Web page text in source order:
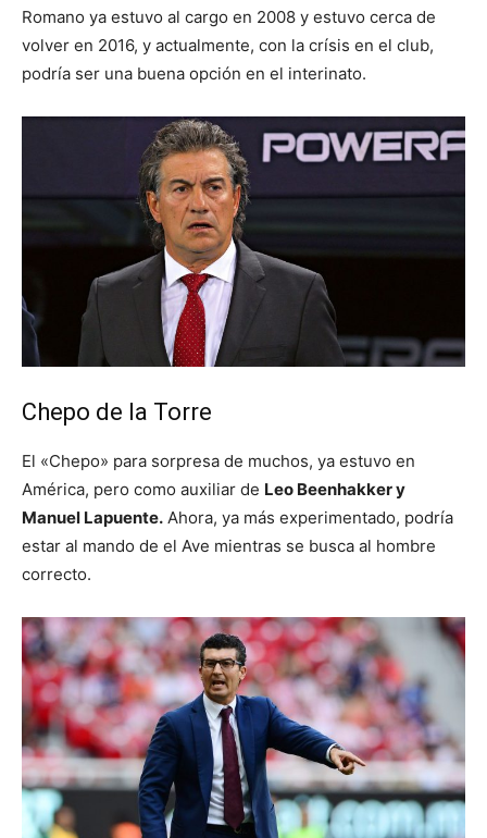
Romano ya estuvo al cargo en 2008 y estuvo cerca de
volver en 2016, y actualmente, con la crísis en el club,
podría ser una buena opción en el interinato.
Chepo de la Torre
El «Chepo» para sorpresa de muchos, ya estuvo en
América, pero como auxiliar de Leo Beenhakker y
Manuel Lapuente. Ahora, ya más experimentado, podría
estar al mando de el Ave mientras se busca al hombre
correcto.